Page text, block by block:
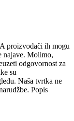
proizvodači ih mogu
najave. Molimo,
odgovornost za
su
Naša tvrtka ne
Popis